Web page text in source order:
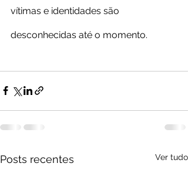
vítimas e identidades são
desconhecidas até o momento.
Posts recentes Ver tudo